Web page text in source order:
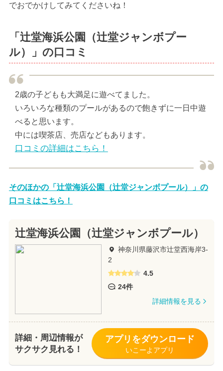
でおでかけしてみてくださいね！
「辻堂海浜公園（辻堂ジャンボプー
ル）」の口コミ
2歳の子どもも大満足に遊べてました。
いろいろな種類のプールがあるので飽きずに一日中遊
べると思います。
中には喫茶店、売店などもあります。
口コミの詳細はこちら！
そのほかの「辻堂海浜公園（辻堂ジャンボプール）」の
口コミはこちら！
辻堂海浜公園（辻堂ジャンボプール）
神奈川県藤沢市辻堂西海岸3-
2
4.5
24件
詳細情報を見る
詳細・周辺情報が
サクサク見れる！
アプリをダウンロード
いこーよアプリ